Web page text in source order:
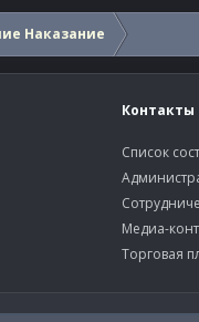
Наказание
Контакты
Список
Медиа-
Торговая